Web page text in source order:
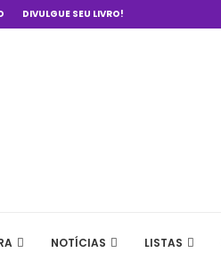
DIVULGUE SEU LIVRO!
NOTÍCIAS LISTAS